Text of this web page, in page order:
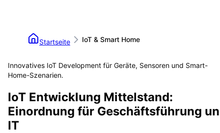
Startseite IoT & Smart Home
Innovatives IoT Development für Geräte, Sensoren und Smart-
Home-Szenarien.
IoT Entwicklung Mittelstand:
Einordnung für Geschäftsführung
IT